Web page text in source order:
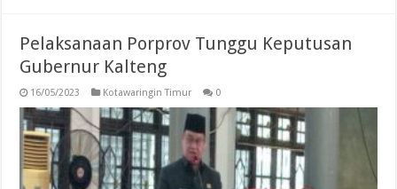
Pelaksanaan Porprov Tunggu Keputusan
Gubernur Kalteng
16/05/2023 Kotawaringin Timur 0